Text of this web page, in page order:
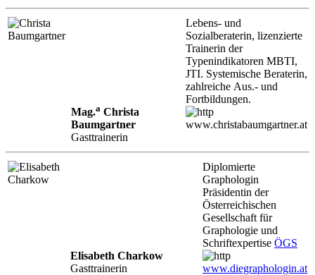
Mag.a Christa
Baumgartner
Gasttrainerin
Lebens- und
Sozialberaterin, lizenzierte
Trainerin der
Typenindikatoren MBTI,
JTI. Systemische Beraterin,
zahlreiche Aus.- und
Fortbildungen.
www.christabaumgartner.at
Elisabeth Charkow
Gasttrainerin
Diplomierte
Graphologin
Präsidentin der
Österreichischen
Gesellschaft für
Graphologie und
Schriftexpertise ÖGS
www.diegraphologin.at